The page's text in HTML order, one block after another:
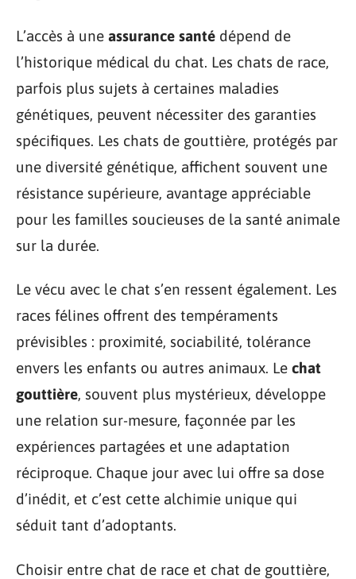
L’accès à une assurance santé dépend de
l’historique médical du chat. Les chats de race,
parfois plus sujets à certaines maladies
génétiques, peuvent nécessiter des garanties
spécifiques. Les chats de gouttière, protégés par
une diversité génétique, affichent souvent une
résistance supérieure, avantage appréciable
pour les familles soucieuses de la santé animale
sur la durée.
Le vécu avec le chat s’en ressent également. Les
races félines offrent des tempéraments
prévisibles : proximité, sociabilité, tolérance
envers les enfants ou autres animaux. Le chat
gouttière, souvent plus mystérieux, développe
une relation sur-mesure, façonnée par les
expériences partagées et une adaptation
réciproque. Chaque jour avec lui offre sa dose
d’inédit, et c’est cette alchimie unique qui
séduit tant d’adoptants.
Choisir entre chat de race et chat de gouttière,